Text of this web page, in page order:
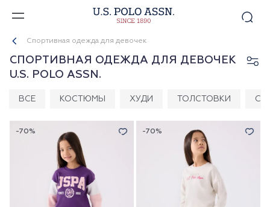
Спортивная одежда для девочек
СПОРТИВНАЯ ОДЕЖДА ДЛЯ ДЕВОЧЕК
U.S. POLO ASSN.
ВСЕ КОСТЮМЫ ХУДИ ТОЛСТОВКИ
-70% -70%